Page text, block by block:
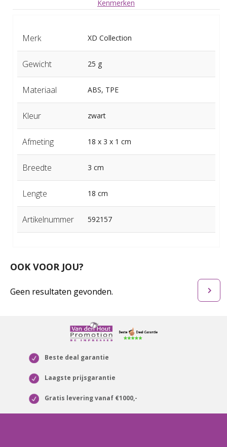
Kenmerken
Merk XD Collection
Gewicht 25 g
Materiaal ABS, TPE
Kleur zwart
Afmeting 18 x 3 x 1 cm
Breedte 3 cm
Lengte 18 cm
Artikelnummer 592157
OOK VOOR JOU?
Geen resultaten gevonden.
Beste deal garantie
Laagste prijsgarantie
Gratis levering vanaf €1000,-